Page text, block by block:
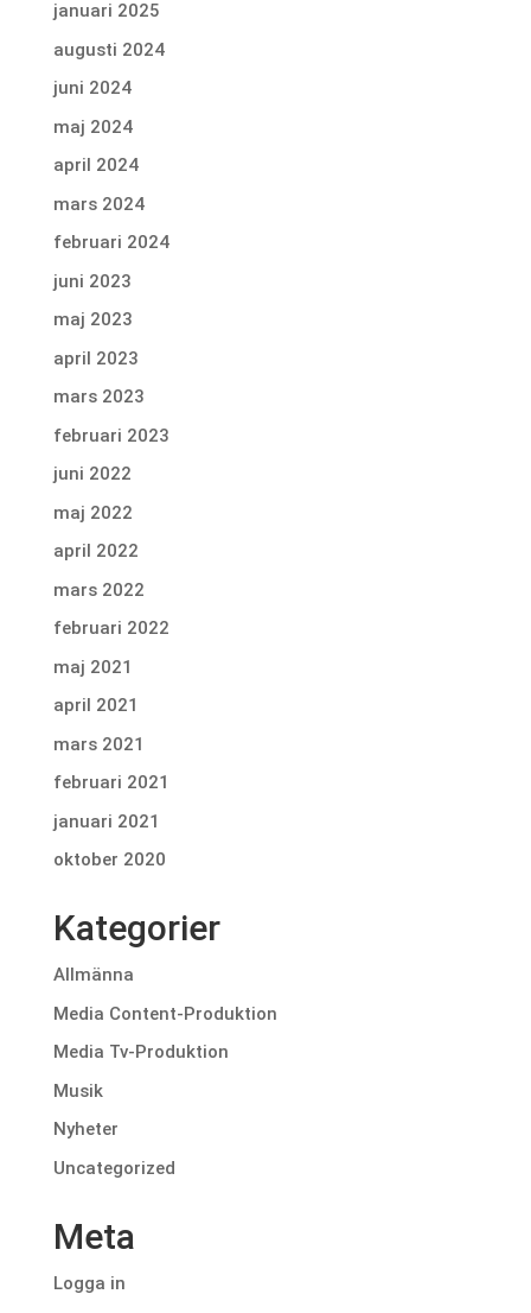
januari 2025
augusti 2024
juni 2024
maj 2024
april 2024
mars 2024
februari 2024
juni 2023
maj 2023
april 2023
mars 2023
februari 2023
juni 2022
maj 2022
april 2022
mars 2022
februari 2022
maj 2021
april 2021
mars 2021
februari 2021
januari 2021
oktober 2020
Kategorier
Allmänna
Media Content-Produktion
Media Tv-Produktion
Musik
Nyheter
Uncategorized
Meta
Logga in